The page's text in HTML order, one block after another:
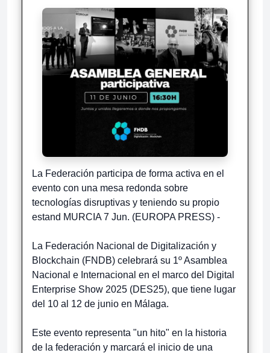
La Federación participa de forma activa en el
evento con una mesa redonda sobre
tecnologías disruptivas y teniendo su propio
estand MURCIA 7 Jun. (EUROPA PRESS) -
La Federación Nacional de Digitalización y
Blockchain (FNDB) celebrará su 1º Asamblea
Nacional e Internacional en el marco del Digital
Enterprise Show 2025 (DES25), que tiene lugar
del 10 al 12 de junio en Málaga.
Este evento representa "un hito" en la historia
de la federación y marcará el inicio de una